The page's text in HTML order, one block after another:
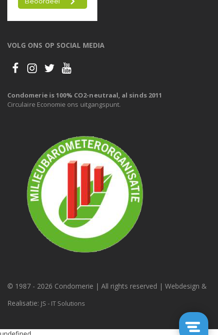
VOLG ONS OP SOCIAL MEDIA
Condomerie is 100% CO2-neutraal, al sinds 2011
Circulaire Economie ons uitgangspunt.
© 1987 - 2026 Condomerie | All rights reserved | Webdesign &
Realisatie: JS - IT Solutions